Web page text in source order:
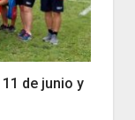
de junio y